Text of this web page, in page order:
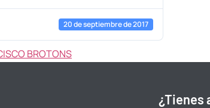
20 de septiembre de 2017
BROTONS
¿Tienes